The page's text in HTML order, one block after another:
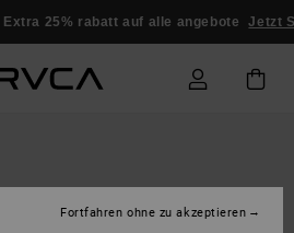
Extra 25% rabatt auf alle angebote Jetzt
Fortfahren ohne zu akzeptieren